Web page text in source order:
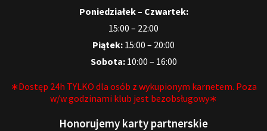
Poniedziałek – Czwartek:
15:00 – 22:00
Piątek: 15:00 – 20:00
Sobota:10:00 – 16:00
∗Dostęp 24h TYLKO dla osób z wykupionym karnetem. Poza
w/w godzinami klub jest bezobsługowy∗
Honorujemy karty partnerskie